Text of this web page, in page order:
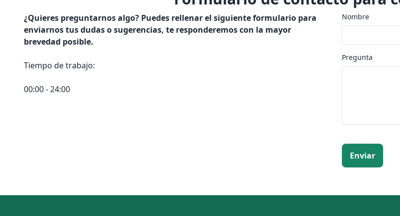
¿Quieres preguntarnos algo? Puedes rellenar el siguiente formulario para
enviarnos tus dudas o sugerencias, te responderemos con la mayor
brevedad posible.
Tiempo de trabajo:
00:00 - 24:00
Nombre
Pregunta
Enviar